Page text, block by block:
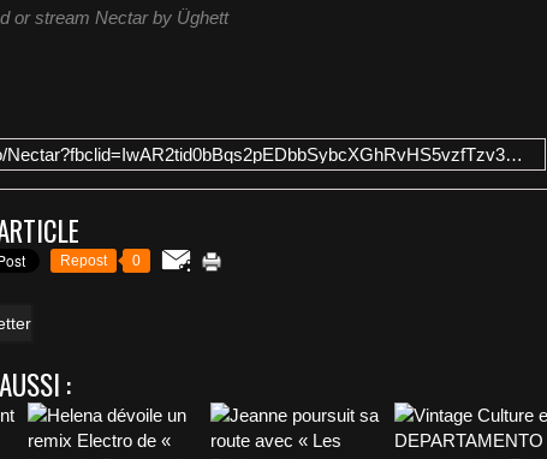
or stream Nectar by Üghett
https://idol.lnk.to/Nectar?fbclid=IwAR2tid0bBqs2pEDbbSybcXGhRvHS5vzfTzv3BjPcLNBzJ2XDXM2XzdqIaes
Repost 0
: